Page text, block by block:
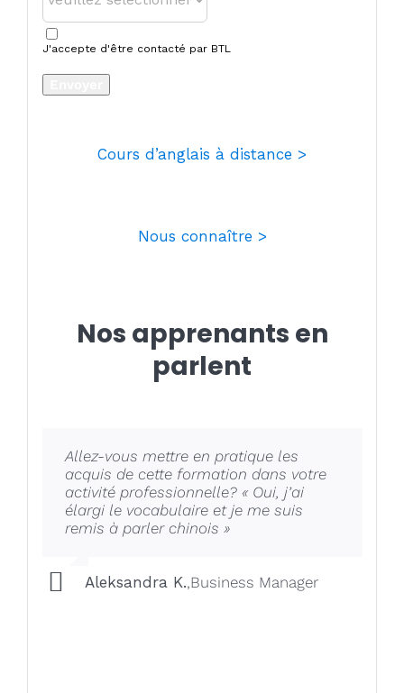
J'accepte d'être contacté par BTL
Cours d’anglais à distance >
Nous connaître >
Nos apprenants en
parlent
Allez-vous mettre en pratique les
acquis de cette formation dans votre
activité professionnelle? « Oui, j’ai
élargi le vocabulaire et je me suis
remis à parler chinois »
Aleksandra K.,Business Manager
Qu’avez-vous apprécié pendant la
formation ?« J’ai particulièrement
apprécié la réactivité et la disponibilité
de l’enseignant. »
Qu’avez-vous particulièrement
apprécié pendant la formation ?« Très
bon formateur, très dynamique. »
Leila
,Agent de la Fonction Publique